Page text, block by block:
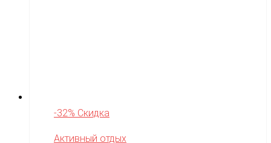
-32% Скидка
Активный отдых